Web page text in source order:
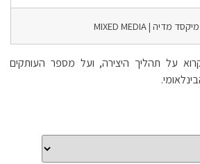
מיקסד מדיה | MIXED MEDIA
על תהליך היצירה, ועל מספר העותקים